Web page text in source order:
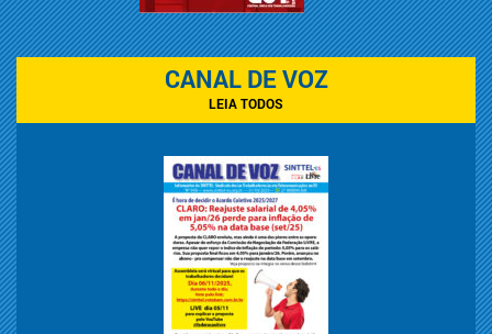
CANAL DE VOZ
LEIA TODOS